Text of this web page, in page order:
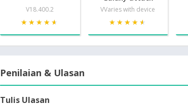
V18.400.2
★★★★★
★★★★★
VVaries with device
★★★★★
★★★★★
Penilaian & Ulasan
Tulis Ulasan